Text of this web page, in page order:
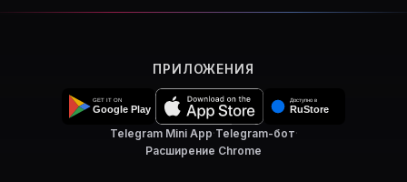
ПРИЛОЖЕНИЯ
Telegram Mini App·Telegram-бот·
Расширение Chrome